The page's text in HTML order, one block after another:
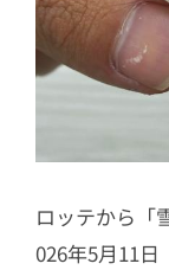
ロッテから「
026年5月11